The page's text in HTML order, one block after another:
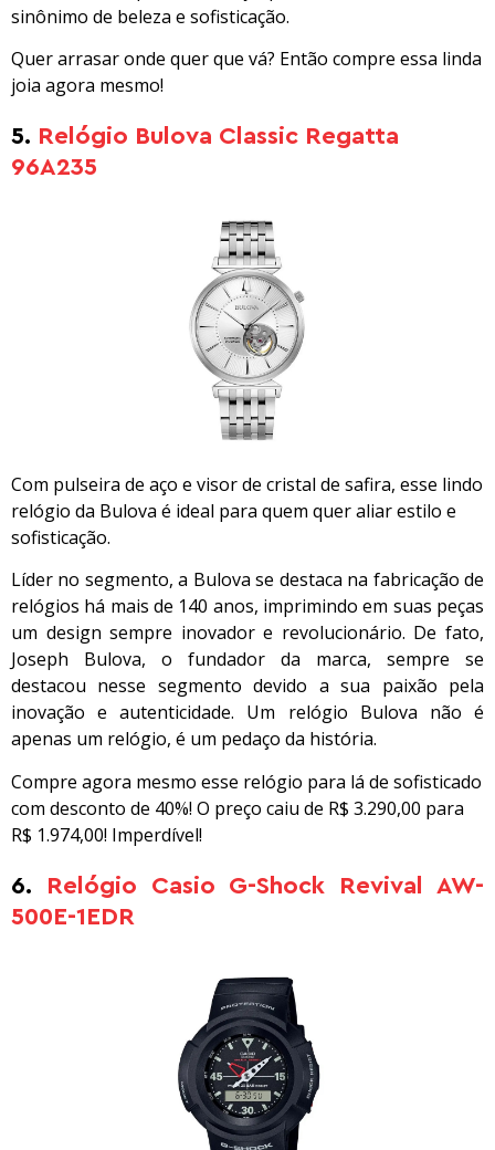
sinônimo de beleza e sofisticação.
Quer arrasar onde quer que vá? Então compre essa linda
joia agora mesmo!
5. Relógio Bulova Classic Regatta
96A235
Com pulseira de aço e visor de cristal de safira, esse lindo
relógio da Bulova é ideal para quem quer aliar estilo e
sofisticação.
Líder no segmento, a Bulova se destaca na fabricação de
relógios há mais de 140 anos, imprimindo em suas peças
um design sempre inovador e revolucionário. De fato,
Joseph Bulova, o fundador da marca, sempre se
destacou nesse segmento devido a sua paixão pela
inovação e autenticidade. Um relógio Bulova não é
apenas um relógio, é um pedaço da história.
Compre agora mesmo esse relógio para lá de sofisticado
com desconto de 40%! O preço caiu de R$ 3.290,00 para
R$ 1.974,00! Imperdível!
6. Relógio Casio G-Shock Revival AW-
500E-1EDR